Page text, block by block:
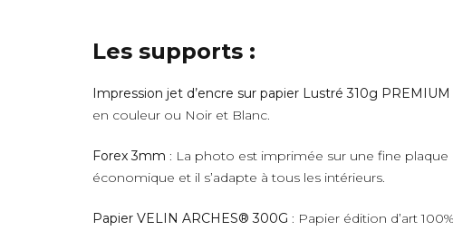
Les supports :
Impression jet d’encre sur papier Lustré 310g PREMIUM
en couleur ou Noir et Blanc.
Forex 3mm : La photo est imprimée sur une fine
économique et il s’adapte à tous les intérieurs.
Papier VELIN ARCHES® 300G : Papier édition d’art